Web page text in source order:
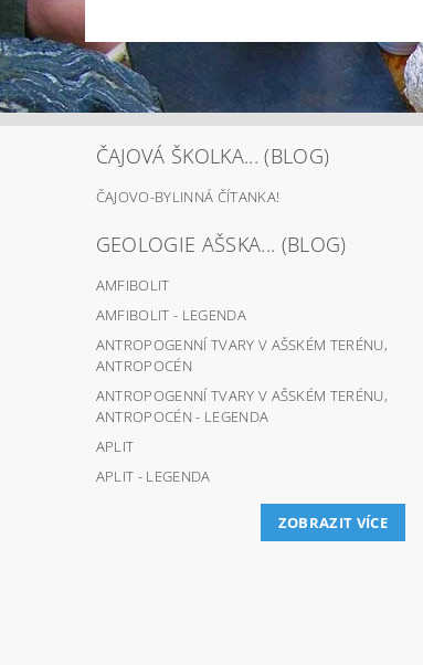
ČAJOVÁ ŠKOLKA... (BLOG)
ČAJOVO-BYLINNÁ ČÍTANKA!
GEOLOGIE AŠSKA... (BLOG)
AMFIBOLIT
AMFIBOLIT - LEGENDA
ANTROPOGENNÍ TVARY V AŠSKÉM TERÉNU,
ANTROPOCÉN
ANTROPOGENNÍ TVARY V AŠSKÉM TERÉNU,
ANTROPOCÉN - LEGENDA
APLIT
APLIT - LEGENDA
ZOBRAZIT VÍCE